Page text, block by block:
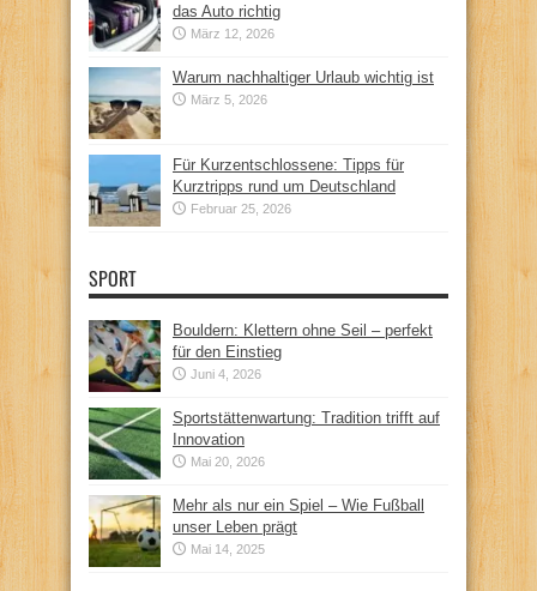
das Auto richtig
März 12, 2026
Warum nachhaltiger Urlaub wichtig ist
März 5, 2026
Für Kurzentschlossene: Tipps für
Kurztripps rund um Deutschland
Februar 25, 2026
SPORT
Bouldern: Klettern ohne Seil – perfekt
für den Einstieg
Juni 4, 2026
Sportstättenwartung: Tradition trifft auf
Innovation
Mai 20, 2026
Mehr als nur ein Spiel – Wie Fußball
unser Leben prägt
Mai 14, 2025